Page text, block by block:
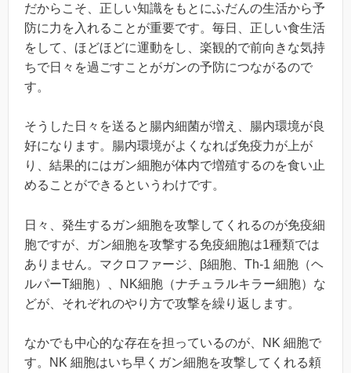
だからこそ、正しい知識をもとにふだんの生活から予
防に力を入れることが重要です。毎日、正しい食生活
をして、ほどほどに運動をし、楽観的で前向きな気持
ちで日々を過ごすことがガンの予防につながるので
す。
そうした日々を送ると腸内細菌が増え、腸内環境が良
好になります。腸内環境がよくなれば免疫力が上が
り、結果的にはガン細胞が体内で増殖するのを食い止
めることができるというわけです。
日々、発生するガン細胞を攻撃してくれるのが免疫細
胞ですが、ガン細胞を攻撃する免疫細胞は1種類では
ありません。マクロファージ、β細胞、Th-1 細胞（ヘ
ルパーT細胞）、NK細胞（ナチュラルキラー細胞）な
どが、それぞれのやり方で攻撃を繰り返します。
なかでも中心的な存在を担っているのが、NK 細胞で
す。NK 細胞はいち早くガン細胞を攻撃してくれる頼